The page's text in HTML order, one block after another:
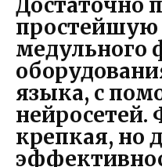
медульного
языка, с
нейросетей.
крепкая, но